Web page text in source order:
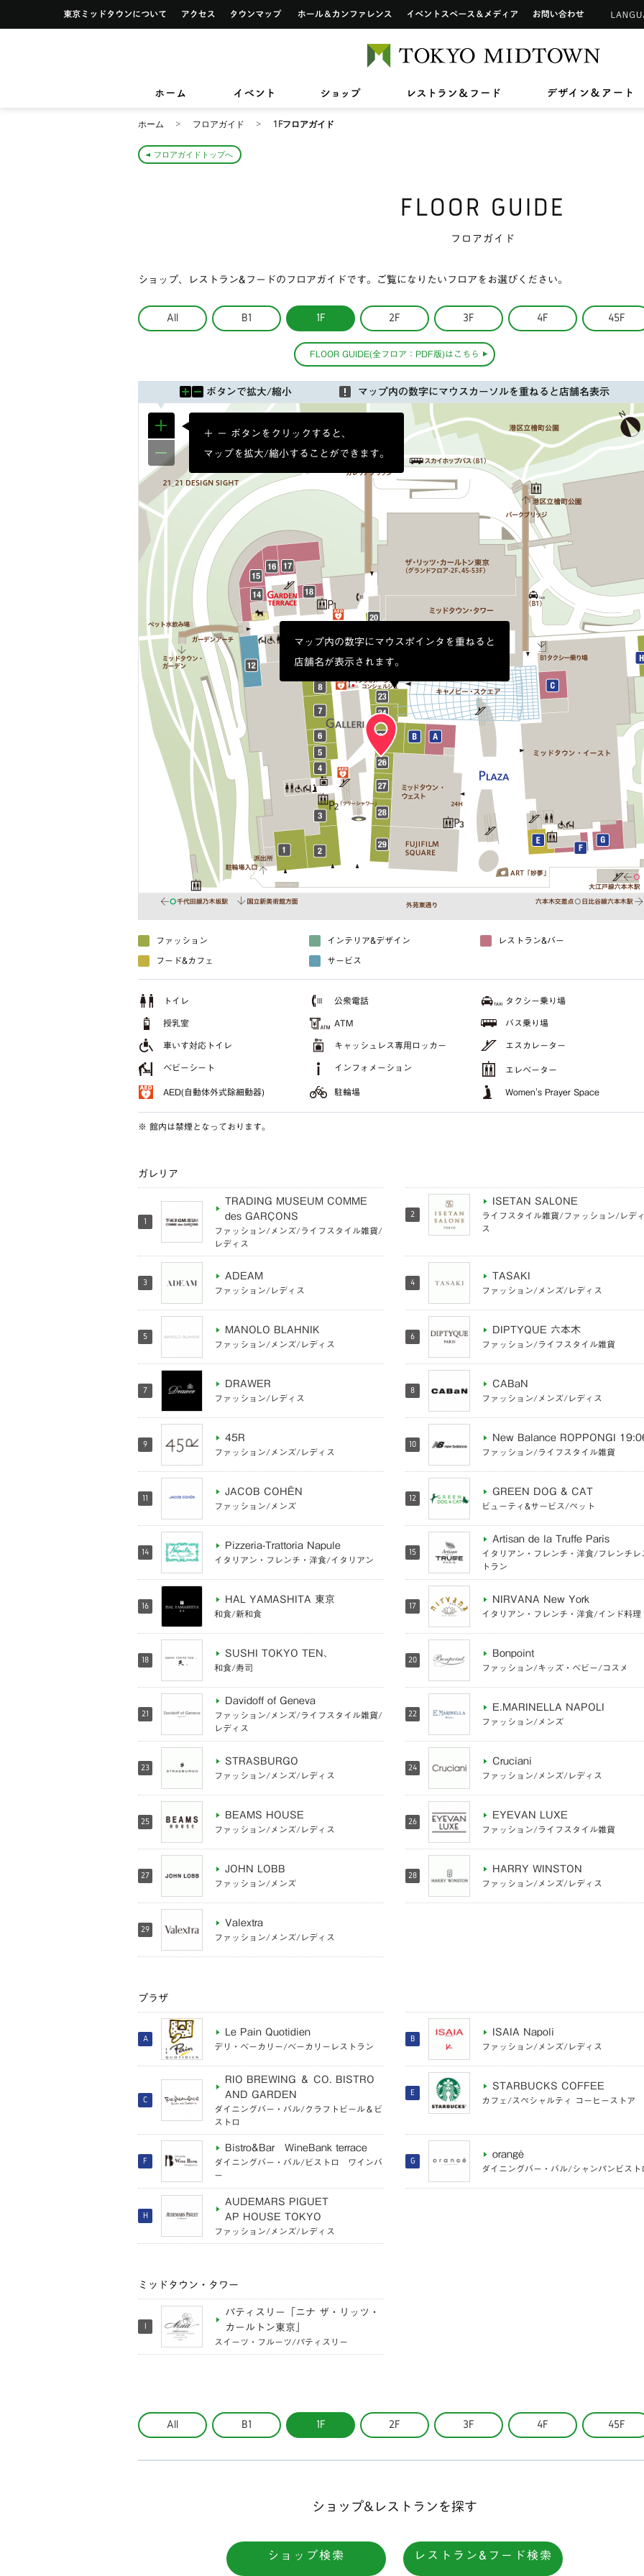
東京ミッドタウンについて
アクセス タウンマップ ホール&カンファレンス イベントスペース&メディア
お問い合わせ
イベント ショップ レストラン&フード デ
2026/3/27(金)〜8/9(日)
スープはいのち
2026/
ショップ検索
フロアガイド
2026/7/1(水)〜8/31(月)
ン》新
レストラン＆フード検索
フロアガイド
2026/7/17(金)〜8/31(月)
アートワーク in 東京ミッドタウン
TOKYO MIDTOWN DESIGN LIVE 六本木未来会議
東京ミッドタウンクリニック
東京ミッドタウン レジデンス
ザ・リッツ・カールトン東京 東京ミッドタウン
サービス案内トップ インフォメーションカウンター
ご利用可能なカードについて
小さなお子様をお連れのお客様へ バリアフリーサービス
ホーム フロアガイド 1Fフロアガイド
フロアガイドトップへ
FLOOR GUIDE
フロアガイド
ショップ、レストラン&フードのフロアガイドです。ご覧になりたいフロアをお選びください。
All B1 1F 2F 3F 4F 45F
FLOOR GUIDE(全フロア：PDF版)はこちら
ボタンで拡大/縮小 マップ内の数字にマウスカーソルを重ねると店舗名表示
ファッション インテリア&デザイン レストラン&バー
フード&カフェ サービス
トイレ 公衆電話 タクシー乗り場
授乳室 ATM バス乗り場
車いす対応トイレ キャッシュレス専用ロッカー エスカレーター
ベビーシート インフォメーション エレベーター
AED(自動体外式除細動器) 駐輪場 Women's Prayer Space
※ 館内は禁煙となっております。
ガレリア
1
TRADING MUSEUM COMME
des GARÇONS
ファッション/メンズ/ライフスタイル雑貨/
レディス
2
ISETAN SALONE
ライフスタイル雑貨/ファッション/レデ
ス
3
ADEAM
ファッション/レディス
4
TASAKI
ファッション/メンズ/レディス
5
MANOLO BLAHNIK
ファッション/メンズ/レディス
6
DIPTYQUE 六本木
ファッション/ライフスタイル雑貨
7
DRAWER
ファッション/レディス
8
CABaN
ファッション/メンズ/レディス
9
45R
ファッション/メンズ/レディス
10
New Balance ROPPONGI
ファッション/ライフスタイル雑貨
11
JACOB COHËN
ファッション/メンズ
12
GREEN DOG & CAT
ビューティ&サービス/ペット
14
Pizzeria-Trattoria Napule
イタリアン・フレンチ・洋食/イタリアン
15
Artisan de la Truffe Paris
イタリアン・フレンチ・洋食/フレンチレ
トラン
16
HAL YAMASHITA 東京
和食/新和食
17
NIRVANA New York
イタリアン・フレンチ・洋食/インド料理
18
SUSHI TOKYO TEN、
和食/寿司
20
Bonpoint
ファッション/キッズ・ベビー/コスメ
21
Davidoff of Geneva
ファッション/メンズ/ライフスタイル雑貨/
レディス
22
E.MARINELLA NAPOLI
ファッション/メンズ
23
STRASBURGO
ファッション/メンズ/レディス
24
Cruciani
ファッション/メンズ/レディス
25
BEAMS HOUSE
ファッション/メンズ/レディス
26
EYEVAN LUXE
ファッション/ライフスタイル雑貨
27
JOHN LOBB
ファッション/メンズ
28
HARRY WINSTON
ファッション/メンズ/レディス
29
Valextra
ファッション/メンズ/レディス
プラザ
A
Le Pain Quotidien
デリ・ベーカリー/ベーカリーレストラン
B
ISAIA Napoli
ファッション/メンズ/レディス
C
RIO BREWING ＆ CO. BISTRO
AND GARDEN
ダイニングバー・バル/クラフトビール＆ビ
ストロ
E
STARBUCKS COFFEE
カフェ/スペシャルティ コーヒーストア
F
Bistro&Bar WineBank terrace
ダイニングバー・バル/ビストロ ワインバ
ー
G
orangé
ダイニングバー・バル/シャンパンビスト
H
AUDEMARS PIGUET
AP HOUSE TOKYO
ファッション/メンズ/レディス
ミッドタウン・タワー
パティスリー「ニナ ザ・リッツ・
カールトン東京」
スイーツ・フルーツ/パティスリー
All B1 1F 2F 3F 4F 45F
ショップ&レストランを探す
ショップ検索 レストラン&フード検索